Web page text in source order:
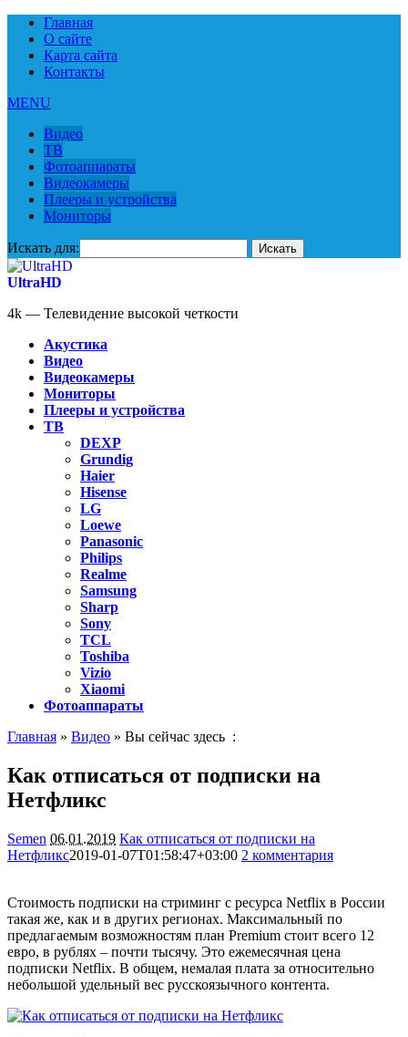
Главная
О сайте
Карта сайта
Контакты
MENU
Видео
ТВ
Фотоаппараты
Видеокамеры
Плееры и устройства
Мониторы
Искать для:
UltraHD
4k — Телевидение высокой четкости
Акустика
Видео
Видеокамеры
Мониторы
Плееры и устройства
ТВ
DEXP
Grundig
Haier
Hisense
LG
Loewe
Panasonic
Philips
Realme
Samsung
Sharp
Sony
TCL
Toshiba
Vizio
Xiaomi
Фотоаппараты
Главная » Видео » Вы сейчас здесь :
Как отписаться от подписки на
Нетфликс
Semen 06.01.2019 Как отписаться от подписки на
Нетфликс2019-01-07T01:58:47+03:00 2 комментария
Стоимость подписки на стриминг с ресурса Netflix в России
такая же, как и в других регионах. Максимальный по
предлагаемым возможностям план Premium стоит всего 12
евро, в рублях – почти тысячу. Это ежемесячная цена
подписки Netflix. В общем, немалая плата за относительно
небольшой удельный вес русскоязычного контента.